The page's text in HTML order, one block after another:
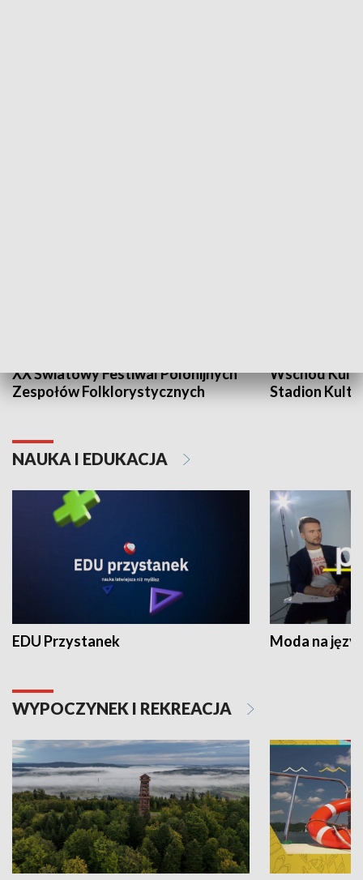
XX Światowy Festiwal Polonijnych
Zespołów Folklorystycznych
Wschód
Stadion
NAUKA I EDUKACJA
EDU Przystanek Moda na
WYPOCZYNEK I REKREACJA